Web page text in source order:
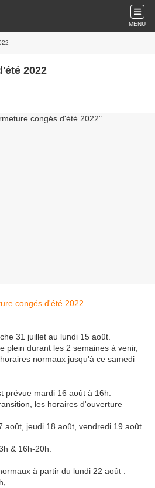
MENU
2022
31 juillet au lundi 15 août.
plein durant les 2 semaines à venir,
normaux jusqu'à ce samedi
prévue mardi 16 août à 16h.
les horaires d'ouverture
août, jeudi 18 août, vendredi 19 août
& 16h-20h.
à partir du lundi 22 août :